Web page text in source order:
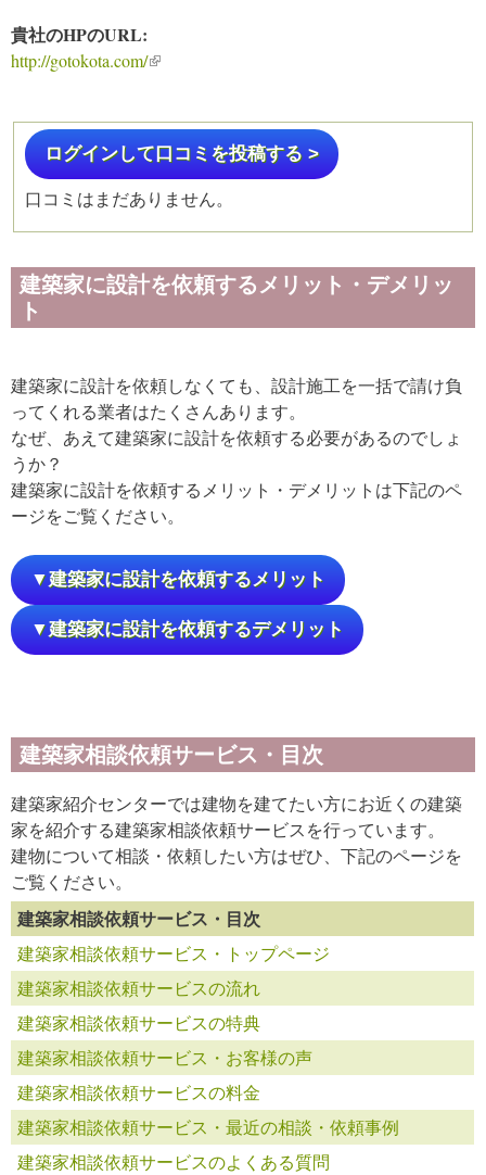
貴社のHPのURL:
http://gotokota.com/(link is external)
ログインして口コミを投稿する >
口コミはまだありません。
建築家に設計を依頼するメリット・デメリッ
ト
建築家に設計を依頼しなくても、設計施工を一括で請け負
ってくれる業者はたくさんあります。
なぜ、あえて建築家に設計を依頼する必要があるのでしょ
うか？
建築家に設計を依頼するメリット・デメリットは下記のペ
ージをご覧ください。
▼建築家に設計を依頼するメリット
▼建築家に設計を依頼するデメリット
建築家相談依頼サービス・目次
建築家紹介センターでは建物を建てたい方にお近くの建築
家を紹介する建築家相談依頼サービスを行っています。
建物について相談・依頼したい方はぜひ、下記のページを
ご覧ください。
建築家相談依頼サービス・目次
建築家相談依頼サービス・トップページ
建築家相談依頼サービスの流れ
建築家相談依頼サービスの特典
建築家相談依頼サービス・お客様の声
建築家相談依頼サービスの料金
建築家相談依頼サービス・最近の相談・依頼事例
建築家相談依頼サービスのよくある質問